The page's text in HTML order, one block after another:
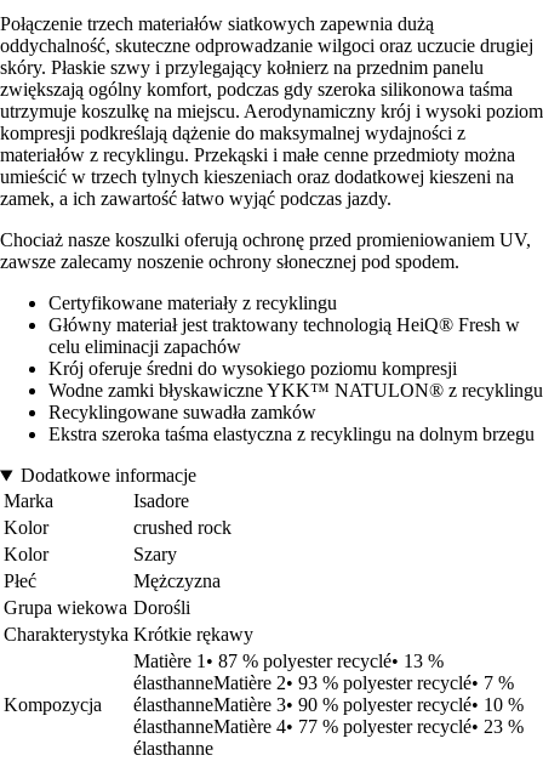
Połączenie trzech materiałów siatkowych zapewnia dużą
oddychalność, skuteczne odprowadzanie wilgoci oraz uczucie drugiej
skóry. Płaskie szwy i przylegający kołnierz na przednim panelu
zwiększają ogólny komfort, podczas gdy szeroka silikonowa taśma
utrzymuje koszulkę na miejscu. Aerodynamiczny krój i wysoki poziom
kompresji podkreślają dążenie do maksymalnej wydajności z
materiałów z recyklingu. Przekąski i małe cenne przedmioty można
umieścić w trzech tylnych kieszeniach oraz dodatkowej kieszeni na
zamek, a ich zawartość łatwo wyjąć podczas jazdy.
Chociaż nasze koszulki oferują ochronę przed promieniowaniem UV,
zawsze zalecamy noszenie ochrony słonecznej pod spodem.
Certyfikowane materiały z recyklingu
Główny materiał jest traktowany technologią HeiQ® Fresh w
celu eliminacji zapachów
Krój oferuje średni do wysokiego poziomu kompresji
Wodne zamki błyskawiczne YKK™ NATULON® z recyklingu
Recyklingowane suwadła zamków
Ekstra szeroka taśma elastyczna z recyklingu na dolnym brzegu
Dodatkowe informacje
Marka
Isadore
Kolor
crushed rock
Kolor
Szary
Płeć
Mężczyzna
Grupa wiekowa Dorośli
Charakterystyka Krótkie rękawy
Kompozycja
Matière 1• 87 % polyester recyclé• 13 %
élasthanneMatière 2• 93 % polyester recyclé• 7 %
élasthanneMatière 3• 90 % polyester recyclé• 10 %
élasthanneMatière 4• 77 % polyester recyclé• 23 %
élasthanne